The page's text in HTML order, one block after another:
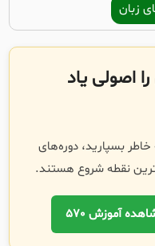
زبان
اصولی یاد
بسپارید، دوره‌های
نقطه شروع هستند.
آموزش 570